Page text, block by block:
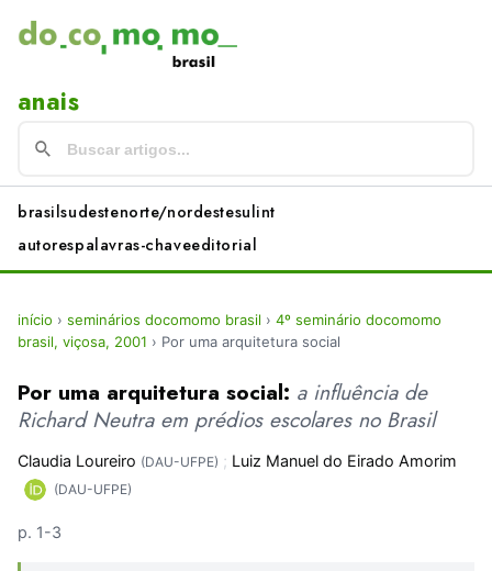
anais
brasilsudestenorte/nordestesulint
autorespalavras-chaveeditorial
início › seminários docomomo brasil › 4º seminário docomomo
brasil, viçosa, 2001 › Por uma arquitetura social
Por uma arquitetura social: a influência de
Richard Neutra em prédios escolares no Brasil
Claudia Loureiro (DAU-UFPE) ; Luiz Manuel do Eirado Amorim
(DAU-UFPE)
p. 1-3